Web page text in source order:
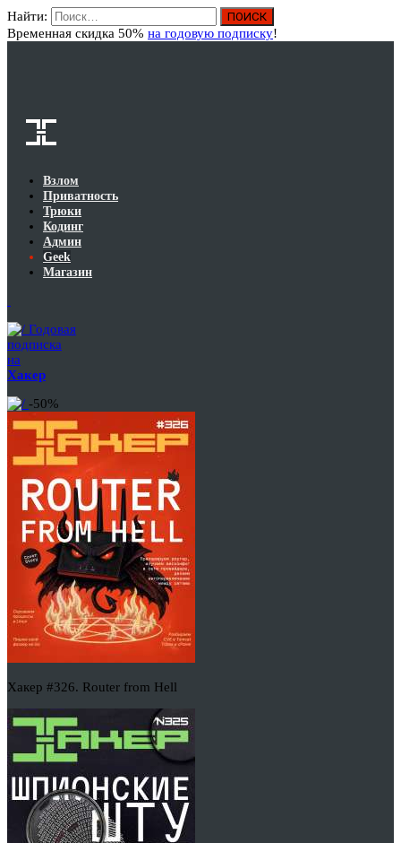
Найти:
Временная скидка 50% на годовую подписку!
Взлом
Приватность
Трюки
Кодинг
Админ
Geek
Магазин
Годовая
подписка
на
Хакер
-50%
Хакер #326. Router from Hell